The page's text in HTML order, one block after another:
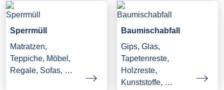
Sperrmüll
Matratzen,
Teppiche, Möbel,
Regale, Sofas, …
Baumischabfall
Gips, Glas,
Tapetenreste,
Holzreste,
Kunststoffe, …